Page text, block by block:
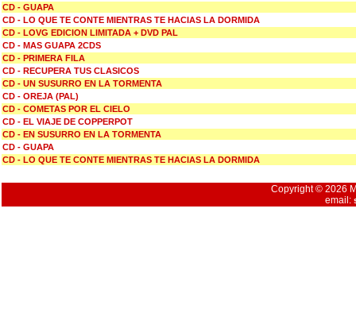
CD - GUAPA
CD - LO QUE TE CONTE MIENTRAS TE HACIAS LA DORMIDA
CD - LOVG EDICION LIMITADA + DVD PAL
CD - MAS GUAPA 2CDS
CD - PRIMERA FILA
CD - RECUPERA TUS CLASICOS
CD - UN SUSURRO EN LA TORMENTA
CD - OREJA (PAL)
CD - COMETAS POR EL CIELO
CD - EL VIAJE DE COPPERPOT
CD - EN SUSURRO EN LA TORMENTA
CD - GUAPA
CD - LO QUE TE CONTE MIENTRAS TE HACIAS LA DORMIDA
Copyright © 2026
email: